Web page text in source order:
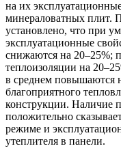
на их
минераловатных плит.
установлено, что при
эксплуатационные
снижаются на 20–25%;
теплоизоляции на
в среднем повышаются
благоприятного
конструкции. Наличие
положительно
режиме и
утеплителя в панели.